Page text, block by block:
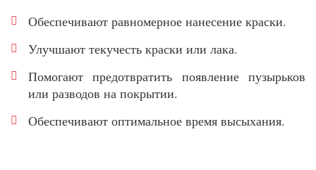
Обеспечивают равномерное нанесение краски.
Улучшают текучесть краски или лака.
Помогают предотвратить появление пузырьков
или разводов на покрытии.
Обеспечивают оптимальное время высыхания.